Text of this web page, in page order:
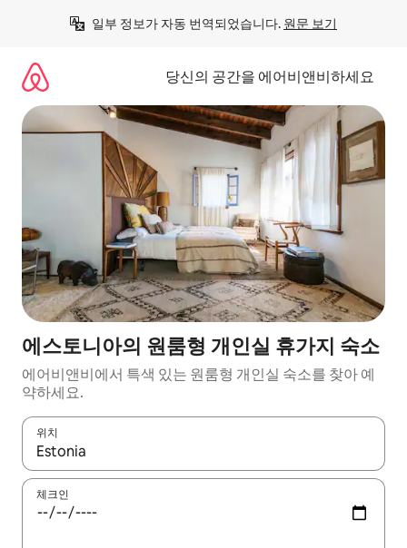
일부 정보가 자동 번역되었습니다. 원문 보기
당신의 공간을 에어비앤비하세요
에스토니아의 원룸형 개인실 휴가지 숙소
에어비앤비에서 특색 있는 원룸형 개인실 숙소를 찾아 예
약하세요.
위치
결과가 나오면 위·아래 화살표 키를 사용하거나 터치 또는 스와이
체크인